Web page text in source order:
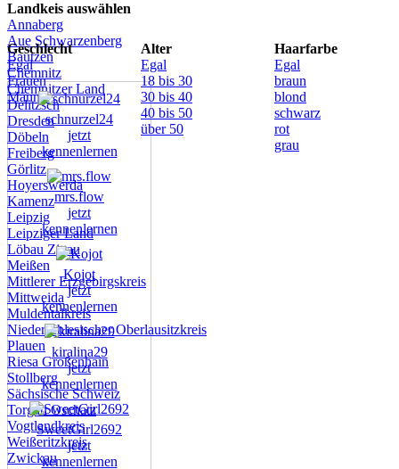
Landkeis auswählen
Annaberg
Aue Schwarzenberg
Bautzen
Chemnitz
Chemnitzer Land
Delitzsch
Dresden
Döbeln
Freiberg
Görlitz
Hoyerswerda
Kamenz
Leipzig
Leipziger Land
Löbau Zittau
Meißen
Mittlerer Erzgebirgskreis
Mittweida
Muldentalkreis
Niederschlesischer Oberlausitzkreis
Plauen
Riesa Großenhain
Stollberg
Sächsische Schweiz
Torgau Oschatz
Vogtlandkreis
Weißeritzkreis
Zwickau
Geschlecht
Egal
Frauen
Männer
Alter
Egal
18 bis 30
30 bis 40
40 bis 50
über 50
Haarfarbe
Egal
braun
blond
schwarz
rot
grau
schnurzel24
jetzt
kennenlernen
mrs.flow
jetzt
kennenlernen
Kojot
jetzt
kennenlernen
kiralina29
jetzt
kennenlernen
SweetGirl2692
jetzt
kennenlernen